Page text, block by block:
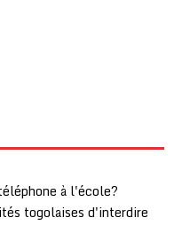
à l'école?
togolaises d'interdire